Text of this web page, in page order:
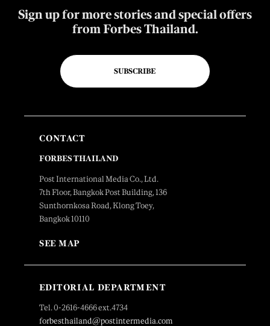
Sign up for more stories and special offers
from Forbes Thailand.
SUBSCRIBE
CONTACT
FORBES THAILAND
Post International Media Co., Ltd.
7th Floor, Bangkok Post Building, 136
Sunthornkosa Road, Klong Toey,
Bangkok 10110
SEE MAP
EDITORIAL DEPARTMENT
Tel. 0-2616-4666 ext.4734
forbesthailand@postintermedia.com